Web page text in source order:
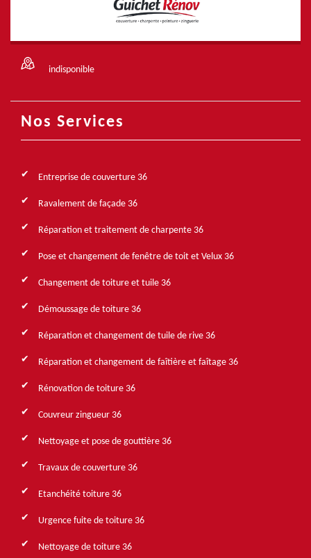
indisponible
Nos Services
Entreprise de couverture 36
Ravalement de façade 36
Réparation et traitement de charpente 36
Pose et changement de fenêtre de toit et Velux 36
Changement de toiture et tuile 36
Démoussage de toiture 36
Réparation et changement de tuile de rive 36
Réparation et changement de faîtière et faîtage 36
Rénovation de toiture 36
Couvreur zingueur 36
Nettoyage et pose de gouttière 36
Travaux de couverture 36
Etanchéité toiture 36
Urgence fuite de toiture 36
Nettoyage de toiture 36